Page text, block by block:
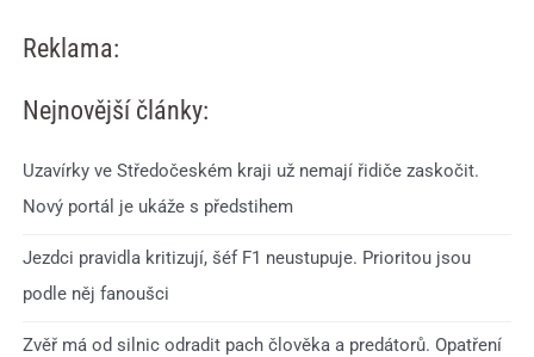
Reklama:
Nejnovější články:
Uzavírky ve Středočeském kraji už nemají řidiče zaskočit.
Nový portál je ukáže s předstihem
Jezdci pravidla kritizují, šéf F1 neustupuje. Prioritou jsou
podle něj fanoušci
Zvěř má od silnic odradit pach člověka a predátorů. Opatření